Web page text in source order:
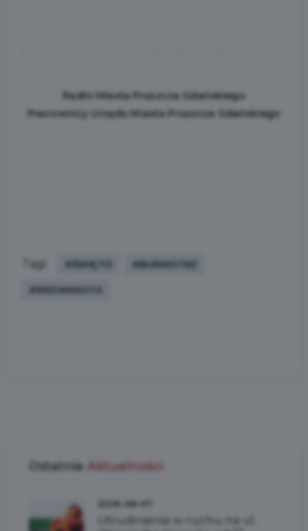
Radni Miasta Pruszcza Gdańskiego
Pracownicy Urzędu Miasta Pruszcza Gdańskiego
Tagi: #ŚWIĘTO #BURMISTRZ
#RADAMIASTA
Ostatnie Aktualności
Utrudnienia w ruchu na ul.